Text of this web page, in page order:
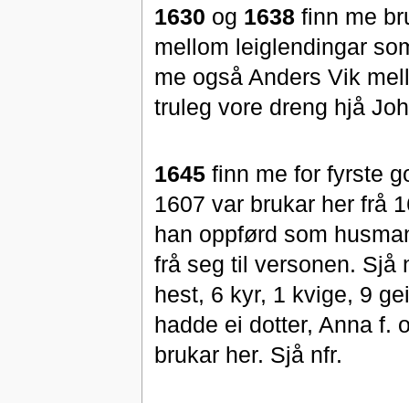
1630 og 1638finn me
mellom leiglendingar
me også Anders Vik
truleg vore dreng hjå
1645finn me for fyrste
1607 var brukar her frå
han oppførd som
frå seg til versonen. Sjå
hest, 6 kyr, 1 kvige, 9
hadde ei dotter, Anna f.
brukar her. Sjå nfr.